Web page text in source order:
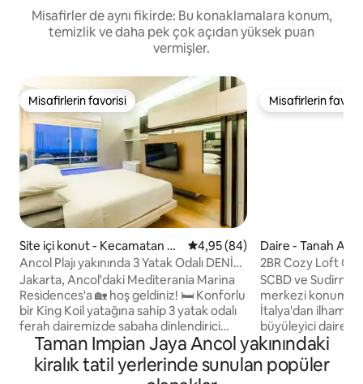
Misafirler de aynı fikirde: Bu konaklamalara konum,
temizlik ve daha pek çok açıdan yüksek puan
vermişler.
Misafirlerin favorisi
Misafirlerin favorisi
Site içi konut - Kecamatan Pa
demangan
5 üzerinden ortalama 4,95
4,95 (84)
Ancol Plajı yakınında 3 Yatak Odalı DENİZ
MANZARALI Daire
Jakarta, Ancol'daki Mediterania Marina
Residences'a 🏡 hoş geldiniz! 🛏 Konforlu
bir King Koil yatağına sahip 3 yatak odalı
ferah dairemizde sabaha dinlendirici
deniz manzaralarıyla uyanın. Ancol
Dreamland'in yanında yer alır ve aileler,
gruplar ve iş için seyahat edenler için
Misafirlerin
Misafirlerin
Daire - Tanah
2BR Cozy Loft
Sanatçı Tasarımı
SCBD ve
merkezi
İtalya'dan ilham
büyüleyici
Mekânım
tam donanımlı
keşiften sonra
Taman Impian Jaya Ancol yakınındaki
kiralık tatil yerlerinde sunulan popüler